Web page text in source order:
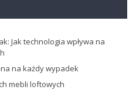
Jak technologia wpływa na
na każdy wypadek
mebli loftowych